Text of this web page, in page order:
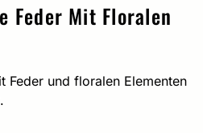
Feder Mit Floralen
Feder und floralen Elementen